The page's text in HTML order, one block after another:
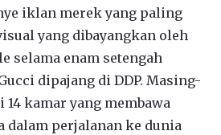
iklan merek yang paling
yang dibayangkan oleh
selama enam setengah
dipajang di DDP. Masing-
kamar yang membawa
dalam perjalanan ke dunia